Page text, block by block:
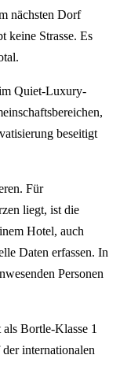
nächsten Dorf
keine Strasse. Es
Quiet-Luxury-
beseitigt
Für
liegt, ist die
Hotel, auch
Daten erfassen. In
Personen
Bortle-Klasse 1
internationalen